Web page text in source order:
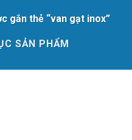
gắn thẻ “van gạt inox”
SẢN PHẨM